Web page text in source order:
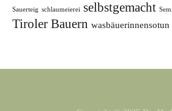
Hofgreisslerei Holler
Kuchen Käse Mandeln Marmelade mit Freude
Sauerteig schlaumeierei selbstgemacht
Tiroler Bauern wasbäuerinnensotun